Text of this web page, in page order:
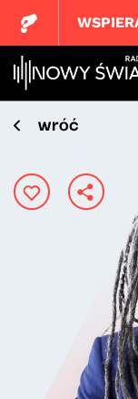
wróć